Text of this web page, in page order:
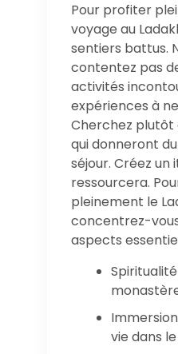
Pour profiter
voyage au
sentiers battus.
contentez pas
activités
expériences à
Cherchez plutôt
qui donneront
séjour. Créez un
ressourcera.
pleinement le
concentrez-
aspects
vie dans